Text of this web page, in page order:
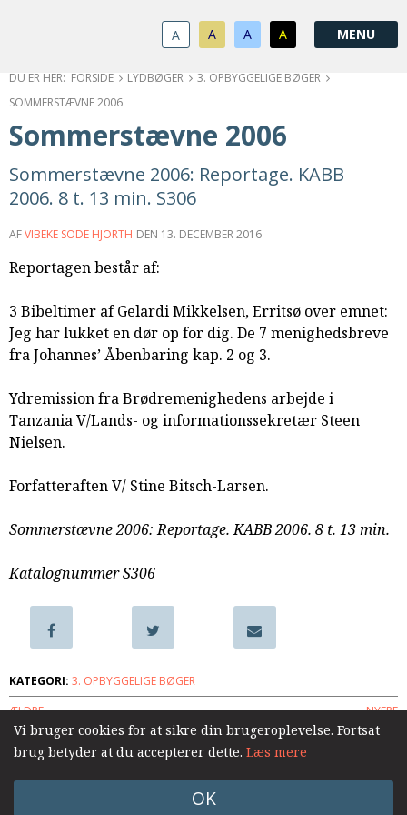
og
gå
indhold
forsiden
guide
for
1.2:
Bestyrelse
1.3:
Økonomi
1.5:
Privatlivspolitik
2.0:
Nyheder
3.0:
Kalender
4.0:
Kristeligt
5.0:
Lydbøger
udlån
6.0:
Bibelen
7.0:
Arrangementer
7.2:
Nordisk
samarbejde
8.0:
Støt
9.0:
Links
Næste
Sommerstævne
Forrige
indlæg:
Omvendt
A A A A
FORSIDE LYDBØGER
3. OPBYGGELIGE BØGER
SOMMERSTÆVNE 2006
Sommerstævne 2006
Sommerstævne 2006: Reportage. KABB
2006. 8 t. 13 min. S306
AFVIBEKE SODE HJORTH DEN 13. DECEMBER 2016
Reportagen består af:
3 Bibeltimer af Gelardi Mikkelsen, Erritsø over emnet:
Jeg har lukket en dør op for dig. De 7 menighedsbreve
fra Johannes’ Åbenbaring kap. 2 og 3.
Ydremission fra Brødremenighedens arbejde i
Tanzania V/Lands- og informationssekretær Steen
Nielsen.
Forfatteraften V/ Stine Bitsch-Larsen.
Sommerstævne 2006: Reportage. KABB 2006. 8 t. 13 min.
Katalognummer S306
KATEGORI: 3. OPBYGGELIGE BØGER
ÆLDRE
NYERE
Vi bruger cookies for at sikre din brugeroplevelse. Fortsat
brug betyder at du accepterer dette. Læs mere
OK